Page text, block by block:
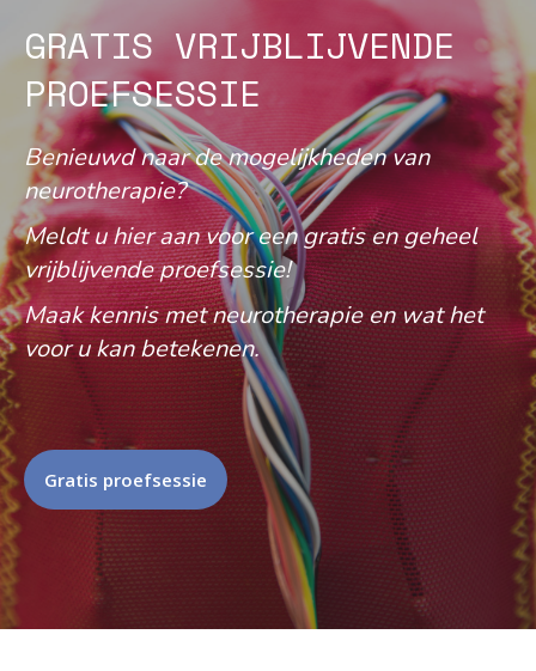
GRATIS VRIJBLIJVENDE
PROEFSESSIE
Benieuwd naar de mogelijkheden van
neurotherapie?
Meldt u hier aan voor een gratis en geheel
vrijblijvende proefsessie!
Maak kennis met neurotherapie en wat het
voor u kan betekenen.
Gratis proefsessie